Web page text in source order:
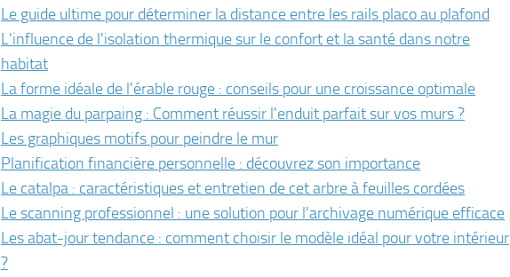
Le guide ultime pour déterminer la distance entre les rails placo au plafond
L'influence de l'isolation thermique sur le confort et la santé dans notre
habitat
La forme idéale de l'érable rouge : conseils pour une croissance optimale
La magie du parpaing : Comment réussir l'enduit parfait sur vos murs ?
Les graphiques motifs pour peindre le mur
Planification financière personnelle : découvrez son importance
Le catalpa : caractéristiques et entretien de cet arbre à feuilles cordées
Le scanning professionnel : une solution pour l'archivage numérique efficace
Les abat-jour tendance : comment choisir le modèle idéal pour votre intérieur
?